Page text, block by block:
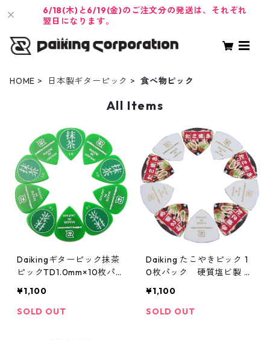
6/18(木)と6/19(金)のご注文分の発送は、それぞれ
翌日になります。
HOME 日本製ギターピック 食べ物ピック
All Items
Daikingギターピック抹茶
ピックTD1.0mm×10枚パ
¥1,100
SOLD OUT
Daiking たこやきピック 1
0枚パック 硬質塩ビ製 厚
¥1,100
SOLD OUT